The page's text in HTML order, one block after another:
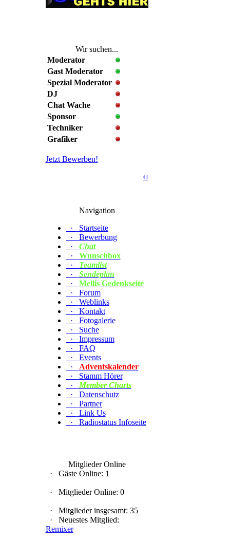
Wir suchen...
Moderator
Gast Moderator
Spezial Moderator
DJ
Chat Wache
Sponsor
Techniker
Grafiker
Jetzt Bewerben!
©
Navigation
·
Startseite
·
Bewerbung
·
Chat
·
Wunschbox
·
Teamlist
·
Sendeplan
·
Mellis Gedenkseite
·
Forum
·
Weblinks
·
Kontakt
·
Fotogalerie
·
Suche
·
Impressum
·
FAQ
·
Events
·
Adventskalender
·
Stamm Hörer
·
Member Charts
·
Datenschutz
·
Partner
·
Link Us
·
Radiostatus Infoseite
Mitglieder Online
·
Gäste Online: 1
· Mitglieder Online: 0
·
Mitglieder insgesamt: 35
·
Neuestes Mitglied:
Remixer